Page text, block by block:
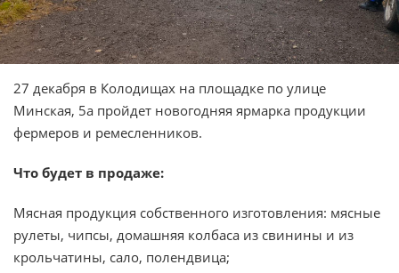
27 декабря в Колодищах на площадке по улице
Минская, 5а пройдет новогодняя ярмарка продукции
фермеров и ремесленников.
Что будет в продаже:
Мясная продукция собственного изготовления: мясные
рулеты, чипсы, домашняя колбаса из свинины и из
крольчатины, сало, полендвица;